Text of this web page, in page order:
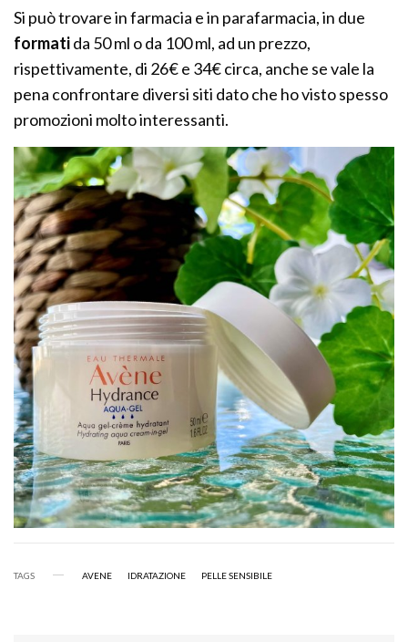
Si può trovare in farmacia e in parafarmacia, in due
formatida 50 ml o da 100 ml, ad un prezzo,
rispettivamente, di 26€ e 34€ circa, anche se vale la
pena confrontare diversi siti dato che ho visto spesso
promozioni molto interessanti.
TAGS AVENE IDRATAZIONE PELLE SENSIBILE